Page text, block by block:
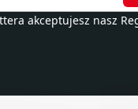
akceptujesz nasz